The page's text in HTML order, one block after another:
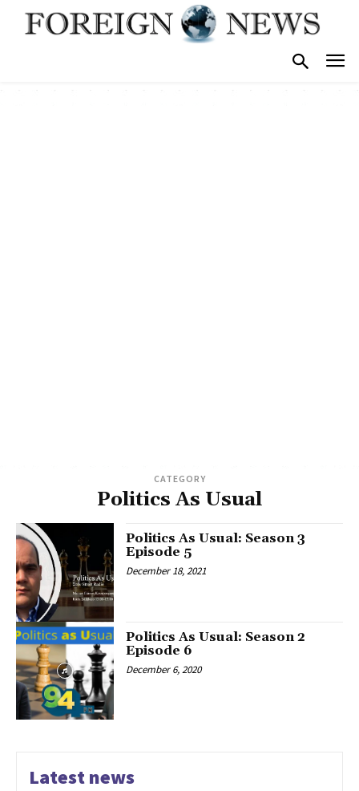
CATEGORY
Politics As Usual
Politics As Usual: Season 3
Episode 5
December 18, 2021
Politics As Usual: Season 2
Episode 6
December 6, 2020
Latest news